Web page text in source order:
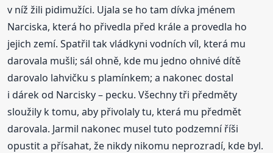
v níž žili pidimužíci. Ujala se ho tam dívka jménem
Narciska, která ho přivedla před krále a provedla ho
jejich zemí. Spatřil tak vládkyni vodních víl, která mu
darovala mušli; sál ohně, kde mu jedno ohnivé dítě
darovalo lahvičku s plamínkem; a nakonec dostal
i dárek od Narcisky – pecku. Všechny tři předměty
sloužily k tomu, aby přivolaly tu, která mu předmět
darovala. Jarmil nakonec musel tuto podzemní říši
opustit a přísahat, že nikdy nikomu neprozradí, kde byl.